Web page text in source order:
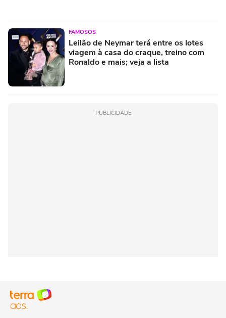
FAMOSOS
Leilão de Neymar terá entre os lotes
viagem à casa do craque, treino com
Ronaldo e mais; veja a lista
PUBLICIDADE